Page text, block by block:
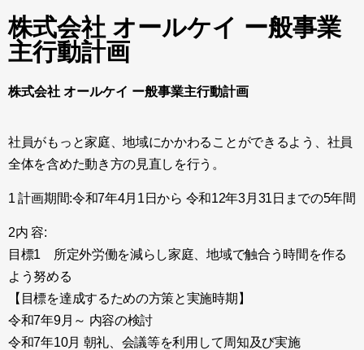
株式会社 オールケイ ー般事業
主行動計画
株式会社 オールケイ ー般事業主行動計画
社員がもっと家庭、地域にかかわることができるよう、社員
全体を含めた動き方の見直しを行う。
1 計画期間:令和7年4月1日から 令和12年3月31日までの5年間
2内 容:
目標1 所定外労働を減らし家庭、地域で触合う時間を作る
よう努める
【目標を達成するための方策と実施時期】
令和7年9月～ 内容の検討
令和7年10月 朝礼、会議等を利用して周知及び実施